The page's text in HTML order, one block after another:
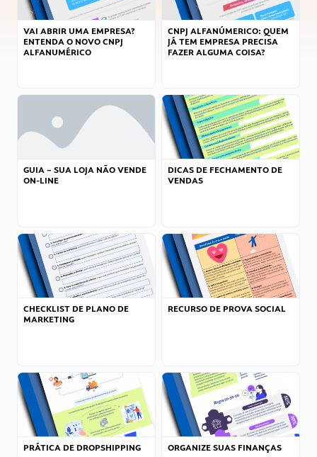
VAI ABRIR UMA EMPRESA?
ENTENDA O NOVO CNPJ
ALFANUMÉRICO
CNPJ ALFANÚMERICO: QUEM
JÁ TEM EMPRESA PRECISA
FAZER ALGUMA COISA?
GUIA – SUA LOJA NÃO VENDE
ON-LINE
DICAS DE FECHAMENTO DE
VENDAS
CHECKLIST DE PLANO DE
MARKETING
RECURSO DE PROVA SOCIAL
PRÁTICA DE DROPSHIPPING ORGANIZE SUAS FINANÇAS